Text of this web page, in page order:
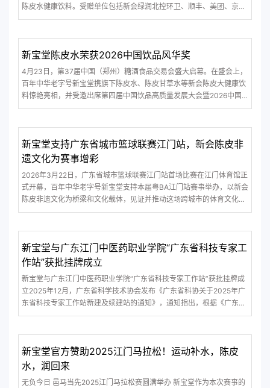
陈皮水健康饮料。受赠单位包括新会绿润北控环卫、顺丰、美团、京
东、邮政、德邦物流、跨越速运、蓬江区社会工作部、江门市东湖公园
新宝堂陈皮水荣获2026中国饮品风华奖
4月23日，第37届中国（郑州）糖酒食品交易会盛大启幕。在盛会上，
百年中华老字号新宝堂携旗下陈皮水、陈皮甘草水等新会陈皮大健康饮
料惊艳亮相，并受邀出席第四届中国饮品高质量发展大会暨2026中国
饮品风华奖颁奖典礼，凭借卓越的产品创新力与深厚的品牌文化底蕴，
新宝堂支持广东省城市篮球联赛江门站，新会陈皮非
遗文化为赛事增彩
2026年3月22日，广东省城市篮球联赛江门站首场比赛在江门体育馆正
式开幕，百年中华老字号新宝堂支持本届粤BA江门站赛事举办，以新会
陈皮非遗文化为桥梁和文化载体，见证并推动这场跨城市的体育文化交
流盛事。新宝堂篮球之夜新宝堂鼎力支持本届粤BA篮球赛的举办，新宝
新宝堂与广东江门中医药职业学院“广东省科技专家工
作站”获批挂牌成立
新宝堂与广东江门中医药职业学院“广东省科技专家工作站”获批挂牌成
立2025年12月，广东省科学技术协会发布《广东省科协关于2025年广
东省科技专家工作站新建及续建站的通知》，通知指出，根据《广东省
科技专家工作站管理办法》的规定, 经有关单位申报申请、相关省级学
新宝堂官方赞助2025江门马拉松！运动补水，陈皮
水，润回来
无负今日 邑马当先2025江门马拉松赛圆满举办 新宝堂作为本次赛事的